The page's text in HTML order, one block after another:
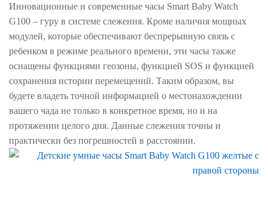
Инновационные и современные часы Smart Baby Watch
G100 – гуру в системе слежения. Кроме наличия мощных
модулей, которые обеспечивают беспрерывную связь с
ребенком в режиме реального времени, эти часы также
оснащены функциями геозоны, функцией SOS и функцией
сохранения истории перемещений. Таким образом, вы
будете владеть точной информацией о местонахождении
вашего чада не только в конкретное время, но и на
протяжении целого дня. Данные слежения точны и
практически без погрешностей в расстоянии.